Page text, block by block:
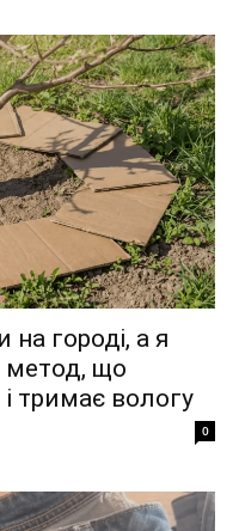
на городі, а я
метод, що
тримає вологу
0